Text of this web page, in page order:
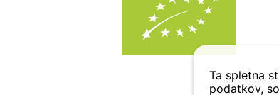
Ta spletna
podatkov,